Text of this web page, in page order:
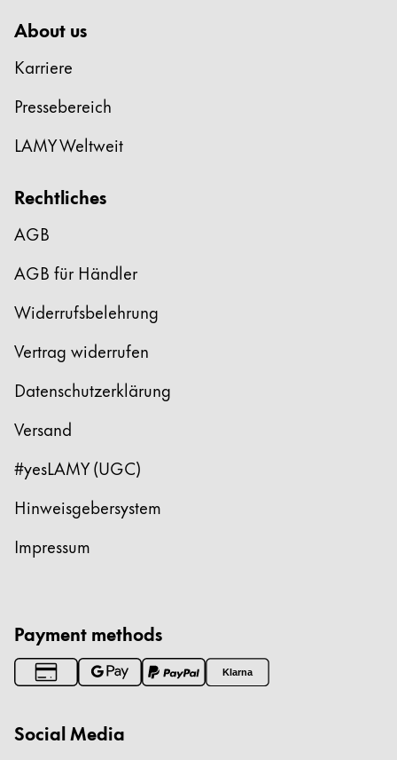
About us
Karriere
Pressebereich
LAMY Weltweit
Rechtliches
AGB
AGB für Händler
Widerrufsbelehrung
Vertrag widerrufen
Datenschutzerklärung
Versand
#yesLAMY (UGC)
Hinweisgebersystem
Impressum
Payment methods
Klarna
Social Media